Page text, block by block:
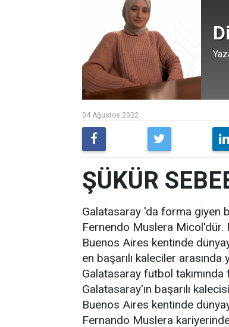
04 Ağustos 2022
ŞÜKÜR
Galatasaray 'da forma giyen
Fernendo Muslera Micol'dür.
Buenos Aires kentinde
en başarılı kaleciler
Galatasaray futbol
Galatasaray'ın başarılı
Buenos Aires kentinde
Fernando Muslera